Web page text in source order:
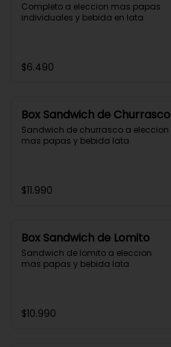
Completo a eleccion mas papas
individuales y bebida en lata
$6.490
Box Sandwich de Churrasco
Sandwich de churrasco a eleccion
mas papas y bebida lata
$11.990
Box Sandwich de Lomito
Sandwich de lomito a eleccion
mas papas y bebida lata
$10.990